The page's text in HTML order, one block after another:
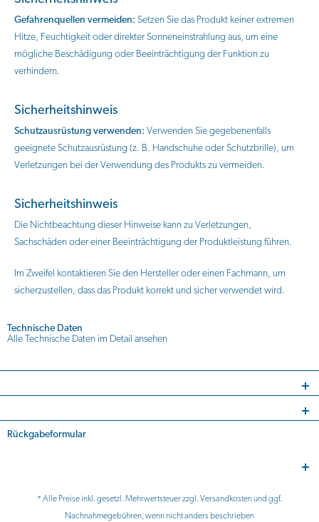
Gefahrenquellen vermeiden: Setzen Sie das Produkt keiner extremen
Hitze, Feuchtigkeit oder direkter Sonneneinstrahlung aus, um eine
mögliche Beschädigung oder Beeinträchtigung der Funktion zu
verhindern.
Sicherheitshinweis
Schutzausrüstung verwenden: Verwenden Sie gegebenenfalls
geeignete Schutzausrüstung (z. B. Handschuhe oder Schutzbrille), um
Verletzungen bei der Verwendung des Produkts zu vermeiden.
Sicherheitshinweis
Die Nichtbeachtung dieser Hinweise kann zu Verletzungen,
Sachschäden oder einer Beeinträchtigung der Produktleistung führen.
Im Zweifel kontaktieren Sie den Hersteller oder einen Fachmann, um
sicherzustellen, dass das Produkt korrekt und sicher verwendet wird.
Technische Daten
Alle Technische Daten im Detail ansehen
Rückgabeformular
* Alle Preise inkl. gesetzl. Mehrwertsteuer zzgl.Versandkostenund ggf.
Nachnahmegebühren, wenn nicht anders beschrieben